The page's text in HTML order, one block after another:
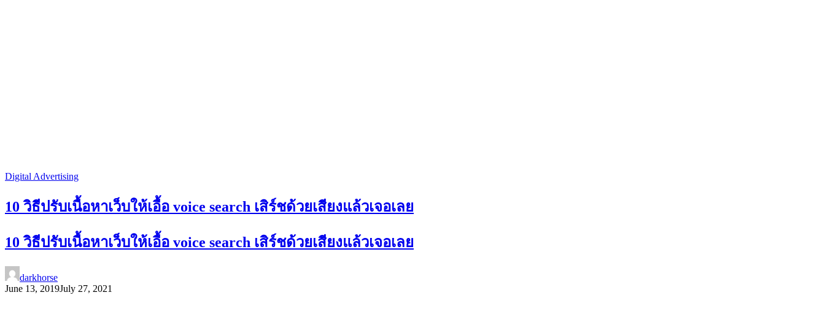
Digital Advertising
10 วิธีปรับเนื้อหาเว็บให้เอื้อ voice search เสิร์ชด้วยเสียงแล้วเจอเลย
10 วิธีปรับเนื้อหาเว็บให้เอื้อ voice search เสิร์ชด้วยเสียงแล้วเจอเลย
darkhorse
June 13, 2019July 27, 2021